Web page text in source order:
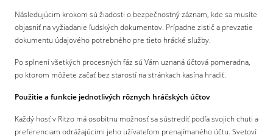
Následujúcim krokom sú žiadosti o bezpečnostný záznam, kde sa musíte
objasniť na vyžiadanie ľudských dokumentov. Prípadne zistič a prevzatie
dokumentu údajového potrebného pre tieto hrácké služby.
Po splnení všetkých procesných fáz sú Vám uznaná účtová pomeradna,
po ktorom môžete začať bez starostí na stránkach kasína hradiť.
Použitie a funkcie jednotlivých rôznych hráčských účtov
Každý hosť v Ritzo má osobitnu možnosť sa sústrediť podľa svojich chuti a
preferenciam odrážajúcimi jeho užívateľom prenajímaného účtu. Svetoví